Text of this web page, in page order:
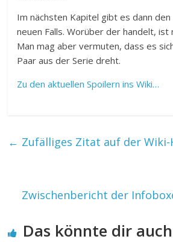
Im nächsten Kapitel gibt es dann den
neuen Falls. Worüber der handelt, ist
Man mag aber vermuten, dass es
Paar aus der Serie dreht.
Zu den aktuellen Spoilern ins Wiki…
← Zufälliges Zitat auf der
Zwischenbericht der
Das könnte dir